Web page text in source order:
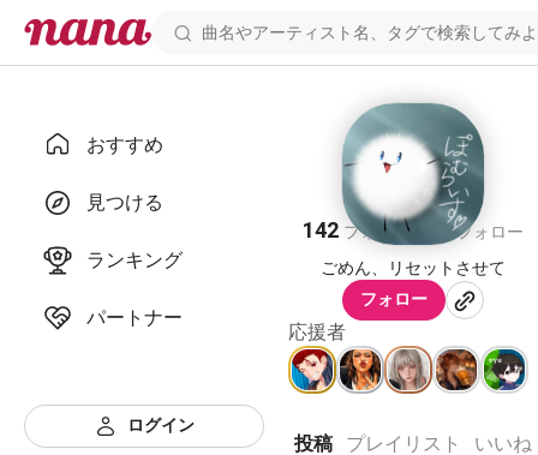
おすすめ
見つける
ランキング
パートナー
ログイン
ぽむらいす
142 フォロワー 54 フォロー
ごめん、リセットさせて
フォロー
応援者
投稿 プレイリスト いいね